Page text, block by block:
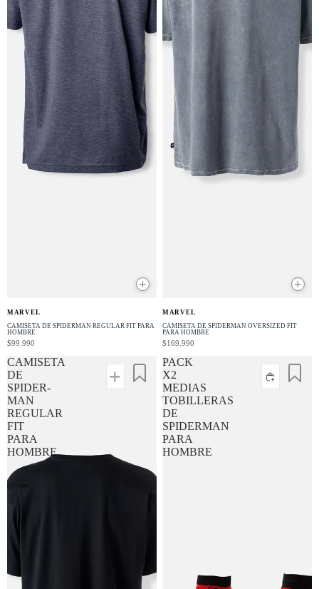
+
MARVEL
CAMISETA DE SPIDERMAN REGULAR FIT PARA
HOMBRE
$99.990
+
MARVEL
CAMISETA DE SPIDERMAN OVERSIZED FIT
PARA HOMBRE
$169.990
CAMISETA
DE
SPIDER-
MAN
REGULAR
FIT
PARA
HOMBRE
PACK
X2
MEDIAS
TOBILLERAS
DE
SPIDERMAN
PARA
HOMBRE